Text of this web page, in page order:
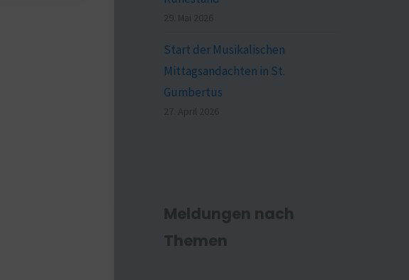
29. Mai 2026
Start der Musikalischen
Mittagsandachten in St.
Gumbertus
27. April 2026
Meldungen nach
Themen